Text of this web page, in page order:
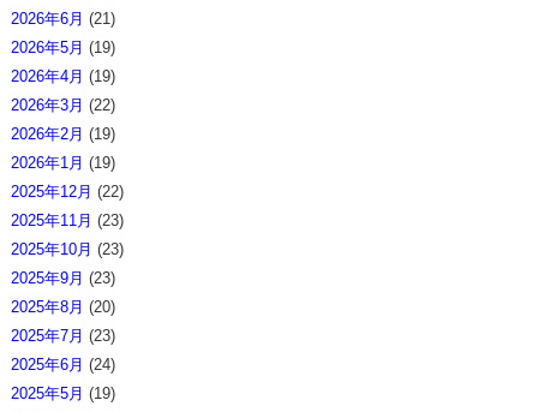
2026年6月 (21)
2026年5月 (19)
2026年4月 (19)
2026年3月 (22)
2026年2月 (19)
2026年1月 (19)
2025年12月 (22)
2025年11月 (23)
2025年10月 (23)
2025年9月 (23)
2025年8月 (20)
2025年7月 (23)
2025年6月 (24)
2025年5月 (19)